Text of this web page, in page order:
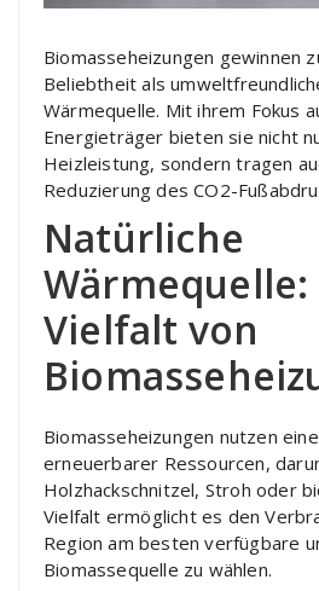
Biomasseheizungen gewinnen
Beliebtheit als
Wärmequelle. Mit ihrem Fokus
Energieträger bieten sie nicht
Heizleistung, sondern tragen
Reduzierung des CO2-
Natürliche
Wärmequelle:
Vielfalt von
Biomasseheizungen nutzen
erneuerbarer Ressourcen,
Holzhackschnitzel, Stroh oder
Vielfalt ermöglicht es den
Region am besten verfügbare
Biomassequelle zu wählen.